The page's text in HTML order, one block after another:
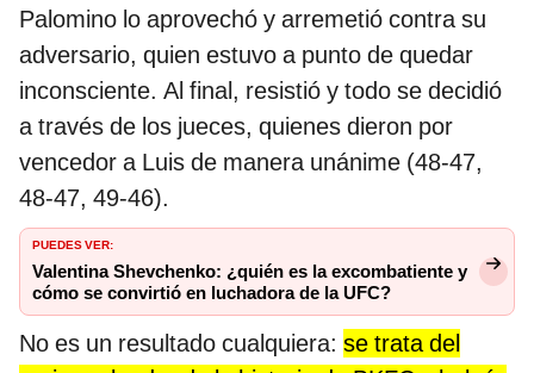
Palomino lo aprovechó y arremetió contra su
adversario, quien estuvo a punto de quedar
inconsciente. Al final, resistió y todo se decidió
a través de los jueces, quienes dieron por
vencedor a Luis de manera unánime (48-47,
48-47, 49-46).
PUEDES VER:
Valentina Shevchenko: ¿quién es la excombatiente y
cómo se convirtió en luchadora de la UFC?
No es un resultado cualquiera: se trata del